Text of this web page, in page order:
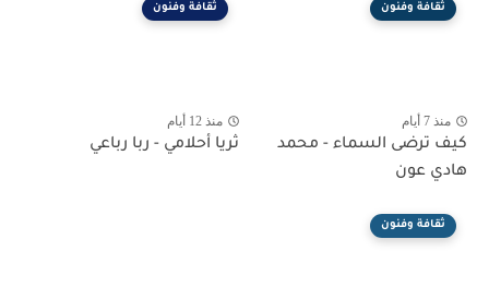
ثقافة وفنون
منذ 7 أيام
كيف ترضى السماء - محمد
هادي عون
ثقافة وفنون
منذ 12 أيام
ثريا أحلامي - ربا رباعي
ثقافة وفنون